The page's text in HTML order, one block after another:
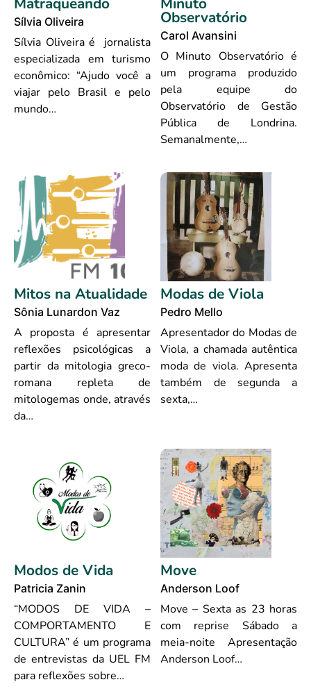
Sílvia Oliveira
Sílvia Oliveira é jornalista
especializada em turismo
econômico: “Ajudo você a
viajar pelo Brasil e pelo
mundo…
Observatório
Carol Avansini
O Minuto Observatório é
um programa produzido
pela equipe do
Observatório de Gestão
Pública de Londrina.
Semanalmente,…
Mitos na Atualidade
Sônia Lunardon Vaz
A proposta é apresentar
reflexões psicológicas a
partir da mitologia greco-
romana repleta de
mitologemas onde, através
da…
Modas de Viola
Pedro Mello
Apresentador do Modas de
Viola, a chamada autêntica
moda de viola. Apresenta
também de segunda a
sexta,…
Modos de Vida
Patricia Zanin
“MODOS DE VIDA –
COMPORTAMENTO E
CULTURA” é um programa
de entrevistas da UEL FM
para reflexões sobre…
Move
Anderson Loof
Move – Sexta as 23 horas
com reprise Sábado a
meia-noite Apresentação
Anderson Loof…